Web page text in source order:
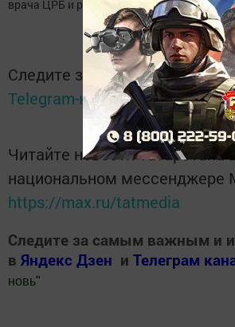
врача ЦРБ и руководителей
Следите за самым важным и
Telegram-каналеТатмедиа
Читайте новости Татарстана
национальном мессенджере
https://max.ru/tatmedia
Следите за самым важным и
в Яндекс Дзен и Телеграм
новь"